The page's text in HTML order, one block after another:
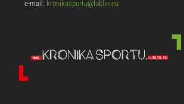
e-mail: kronikasportu@lublin.eu